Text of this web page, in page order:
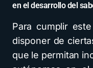
en el desarrollo del
Para cumplir
disponer de
que le permitan